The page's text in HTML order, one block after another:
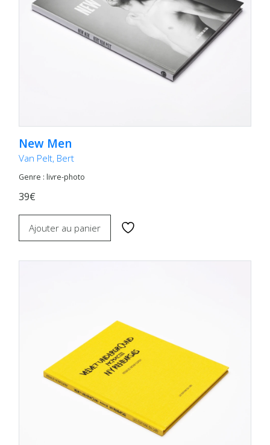
New Men
Van Pelt, Bert
Genre : livre-photo
39€
Ajouter au panier